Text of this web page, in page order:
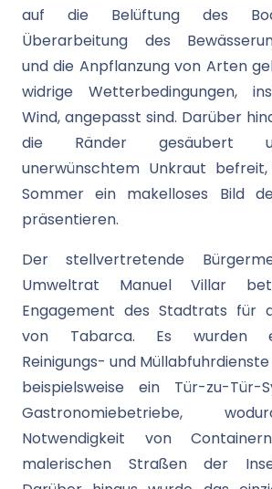
auf die Belüftung des
Überarbeitung des
und die Anpflanzung von Arten
widrige Wetterbedingungen,
Wind, angepasst sind. Darüber
die Ränder gesäubert
unerwünschtem Unkraut
Sommer ein makelloses Bild
präsentieren.
Der stellvertretende
Umweltrat Manuel Villar
Engagement des Stadtrats für
von Tabarca. Es wurden
Reinigungs- und
beispielsweise ein Tür-zu-Tür-
Gastronomiebetriebe,
Notwendigkeit von
malerischen Straßen der